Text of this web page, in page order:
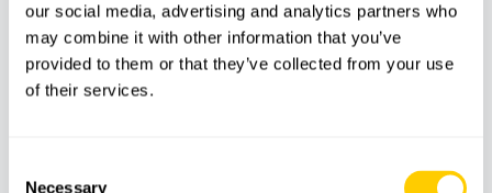
our social media, advertising and analytics partners who
may combine it with other information that you’ve
provided to them or that they’ve collected from your use
of their services.
Necessary